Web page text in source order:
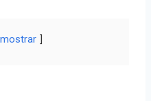
mostrar